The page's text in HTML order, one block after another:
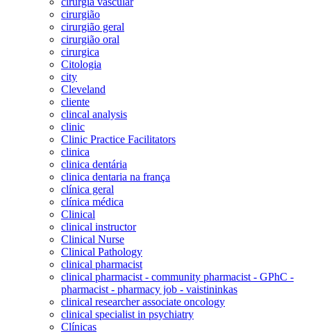
cirurgião
cirurgião geral
cirurgião oral
cirurgica
Citologia
city
Cleveland
cliente
clincal analysis
clinic
Clinic Practice Facilitators
clinica
clinica dentária
clinica dentaria na frança
clínica geral
clínica médica
Clinical
clinical instructor
Clinical Nurse
Clinical Pathology
clinical pharmacist
clinical pharmacist - community pharmacist - GPhC -
pharmacist - pharmacy job - vaistininkas
clinical researcher associate oncology
clinical specialist in psychiatry
Clínicas